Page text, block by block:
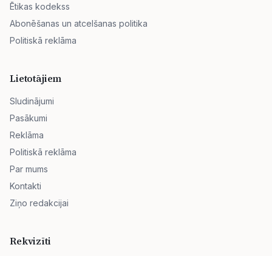
Ētikas kodekss
Abonēšanas un atcelšanas politika
Politiskā reklāma
Lietotājiem
Sludinājumi
Pasākumi
Reklāma
Politiskā reklāma
Par mums
Kontakti
Ziņo redakcijai
Rekvizīti